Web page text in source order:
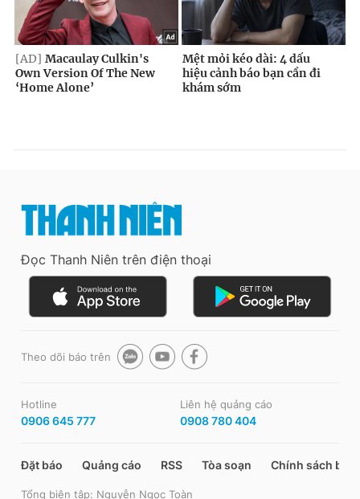
Đọc Thanh Niên trên điện thoại
Theo dõi báo trên
Hotline
0906 645 777
Liên hệ quảng cáo
0908 780 404
Đặt báo Quảng cáo RSS Tòa soạn Chính sách bảo
Tổng biên tập: Nguyễn Ngọc Toàn